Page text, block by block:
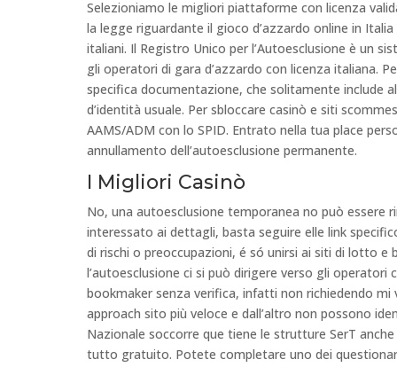
Selezioniamo le migliori piattaforme con licenza
la legge riguardante il gioco d’azzardo online in
italiani. Il Registro Unico per l’Autoesclusione è un
gli operatori di gara d’azzardo con licenza italiana.
specifica documentazione, che solitamente include
d’identità usuale. Per sbloccare casinò e siti
AAMS/ADM con lo SPID. Entrato nella tua place
annullamento dell’autoesclusione permanente.
I Migliori Casinò
No, una autoesclusione temporanea no può essere
interessato ai dettagli, basta seguire elle link
di rischi o preoccupazioni, é só unirsi ai siti di lotto e
l’autoesclusione ci si può dirigere verso gli
bookmaker senza verifica, infatti non richiedendo
approach sito più veloce e dall’altro non possono
Nazionale soccorre que tiene le strutture SerT
tutto gratuito. Potete completare uno dei